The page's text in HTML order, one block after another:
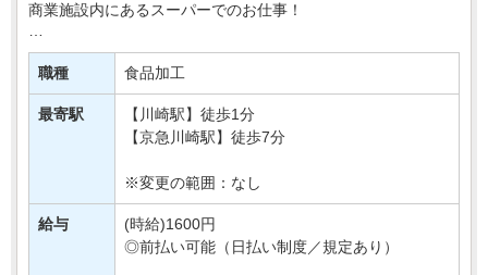
商業施設内にあるスーパーでのお仕事！
あなたには、
スーパーの惣菜部門でご活躍いただきます！
お惣菜の調理やパック詰めなど♪
「コツコツ作業が得意！」⇒そんな方へお・・・
職種 食品加工
最寄駅
【川崎駅】徒歩1分
【京急川崎駅】徒歩7分
※変更の範囲：なし
給与
(時給)1600円
◎前払い可能（日払い制度／規定あり）